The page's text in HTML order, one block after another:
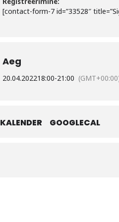
[contact-form-7 id=”33528″
Aeg
20.04.202218:00-21:00
KALENDER GOOGLECAL